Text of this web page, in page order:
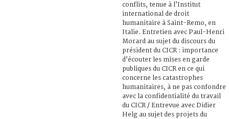
conflits, tenue à l’Institut
international de droit
humanitaire à Saint-Remo, en
Italie. Entretien avec Paul-Henri
Morard au sujet du discours du
président du CICR : importance
d’écouter les mises en garde
publiques du CICR en ce qui
concerne les catastrophes
humanitaires, à ne pas confondre
avec la confidentialité du travail
du CICR / Entrevue avec Didier
Helg au sujet des projets du